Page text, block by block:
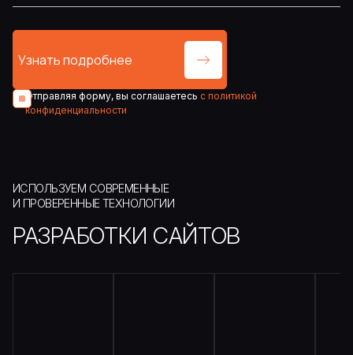
Отправляя форму, вы соглашаетесь с политикой
конфиденциальности
ИСПОЛЬЗУЕМ СОВРЕМЕННЫЕ
И ПРОВЕРЕННЫЕ ТЕХНОЛОГИИ
РАЗРАБОТКИ САЙТОВ